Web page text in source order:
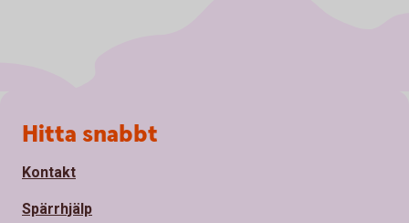
Sidfot
Hitta snabbt
Kontakt
Spärrhjälp